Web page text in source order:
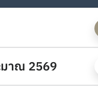
มาณ 2569